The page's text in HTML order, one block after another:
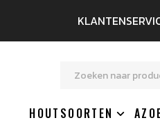
HOUTSOORTEN